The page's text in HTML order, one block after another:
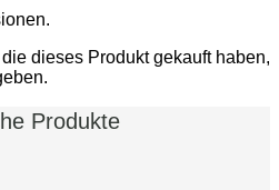
dieses Produkt gekauft haben,
Produkte